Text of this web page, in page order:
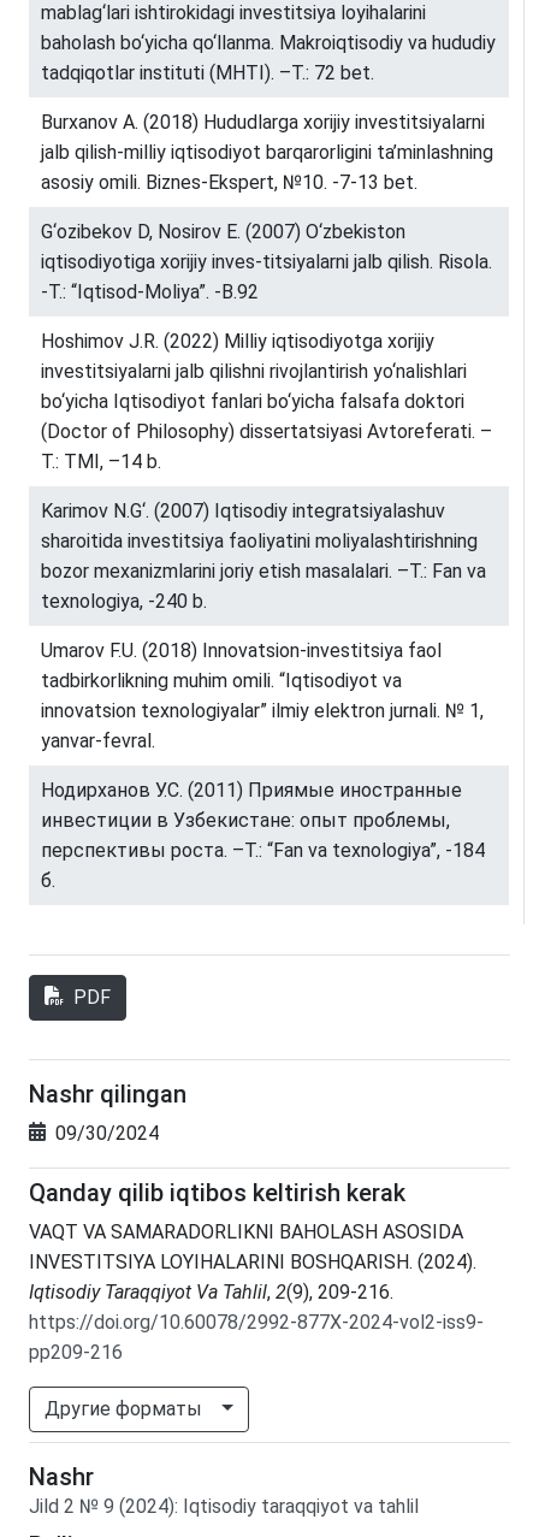
mablag‘lari ishtirokidagi investitsiya loyihalarini
baholash bo‘yicha qo‘llanma. Makroiqtisodiy va hududiy
tadqiqotlar instituti (MHTI). –T.: 72 bet.
Burxanov A. (2018) Hududlarga xorijiy investitsiyalarni
jalb qilish-milliy iqtisodiyot barqarorligini ta’minlashning
asosiy omili. Biznes-Ekspert, №10. -7-13 bet.
G‘ozibekov D, Nosirov E. (2007) O‘zbekiston
iqtisodiyotiga xorijiy inves-titsiyalarni jalb qilish. Risola.
-T.: “Iqtisod-Moliya”. -B.92
Hoshimov J.R. (2022) Milliy iqtisodiyotga xorijiy
investitsiyalarni jalb qilishni rivojlantirish yo‘nalishlari
bo‘yicha Iqtisodiyot fanlari bo‘yicha falsafa doktori
(Doctor of Philosophy) dissertatsiyasi Avtoreferati. –
T.: TMI, –14 b.
Karimov N.G‘. (2007) Iqtisodiy integratsiyalashuv
sharoitida investitsiya faoliyatini moliyalashtirishning
bozor mexanizmlarini joriy etish masalalari. –T.: Fan va
texnologiya, -240 b.
Umarov F.U. (2018) Innovatsion-investitsiya faol
tadbirkorlikning muhim omili. “Iqtisodiyot va
innovatsion texnologiyalar” ilmiy elektron jurnali. № 1,
yanvar-fevral.
Нодирханов У.С. (2011) Приямые иностранные
инвестиции в Узбекистане: опыт проблемы,
перспективы роста. –Т.: “Fan va texnologiya”, -184
б.
PDF
Nashr qilingan
09/30/2024
Qanday qilib iqtibos keltirish kerak
VAQT VA SAMARADORLIKNI BAHOLASH ASOSIDA
INVESTITSIYA LOYIHALARINI BOSHQARISH. (2024).
Iqtisodiy Taraqqiyot Va Tahlil, 2(9), 209-216.
https://doi.org/10.60078/2992-877X-2024-vol2-iss9-
pp209-216
Другие форматы
Nashr
Jild 2 № 9 (2024): Iqtisodiy taraqqiyot va tahlil